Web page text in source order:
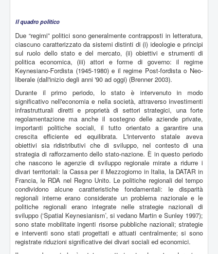
Il quadro politico
Due “regimi” politici sono generalmente contrapposti in letteratura,
ciascuno caratterizzato da sistemi distinti di (i) ideologie e principi
sul ruolo dello stato e del mercato, (ii) obiettivi e strumenti di
politica economica, (iii) attori e forme di governo: il regime
Keynesiano-Fordista (1945-1980) e il regime Post-fordista o Neo-
liberale (dall'inizio degli anni '90 ad oggi) (Brenner 2003).
Durante il primo periodo, lo stato è intervenuto in modo
significativo nell'economia e nella società, attraverso investimenti
infrastrutturali diretti e proprietà di settori strategici, una forte
regolamentazione ma anche il sostegno delle aziende private,
importanti politiche sociali, il tutto orientato a garantire una
crescita efficiente ed equilibrata. L'intervento statale aveva
obiettivi sia ridistributivi che di sviluppo, nel contesto di una
strategia di rafforzamento dello stato-nazione. È in questo periodo
che nascono le agenzie di sviluppo regionale mirate a ridurre i
divari territoriali: la Cassa per il Mezzogiorno in Italia, la DATAR in
Francia, le RDA nel Regno Unito. Le politiche regionali del tempo
condividono alcune caratteristiche fondamentali: le disparità
regionali interne erano considerate un problema nazionale e le
politiche regionali erano integrate nelle strategie nazionali di
sviluppo (‘Spatial Keynesianism’, si vedano Martin e Sunley 1997);
sono state mobilitate ingenti risorse pubbliche nazionali; strategie
e interventi sono stati progettati e attuati centralmente; si sono
registrate riduzioni significative dei divari sociali ed economici.